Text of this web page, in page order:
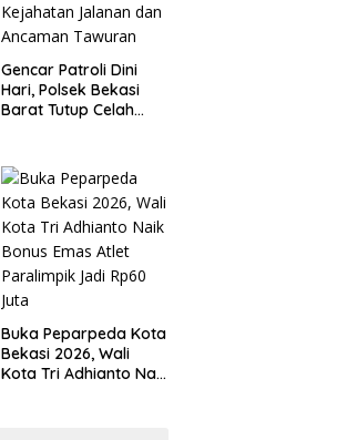
Gencar Patroli Dini
Hari, Polsek Bekasi
Barat Tutup Celah
Tawuran
Buka Peparpeda Kota
Bekasi 2026, Wali
Kota Tri Adhianto Naik